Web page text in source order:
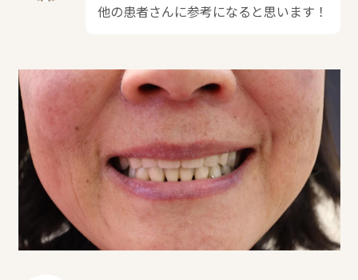
他の患者さんに参考になると思います！